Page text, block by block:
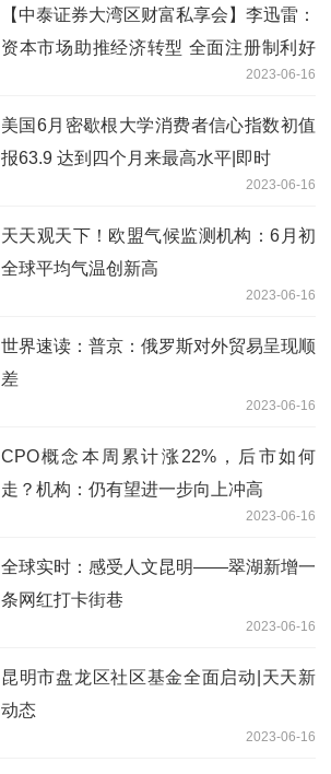
【中泰证券大湾区财富私享会】李迅雷：
资本市场助推经济转型 全面注册制利好
2023-06-16
美国6月密歇根大学消费者信心指数初值
报63.9 达到四个月来最高水平|即时
2023-06-16
天天观天下！欧盟气候监测机构：6月初
全球平均气温创新高
2023-06-16
世界速读：普京：俄罗斯对外贸易呈现顺
差
2023-06-16
CPO概念本周累计涨22%，后市如何
走？机构：仍有望进一步向上冲高
2023-06-16
全球实时：感受人文昆明——翠湖新增一
条网红打卡街巷
2023-06-16
昆明市盘龙区社区基金全面启动|天天新
动态
2023-06-16